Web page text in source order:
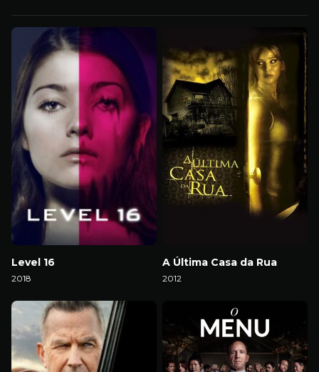
Level 16
2018
A Última Casa da Rua
2012